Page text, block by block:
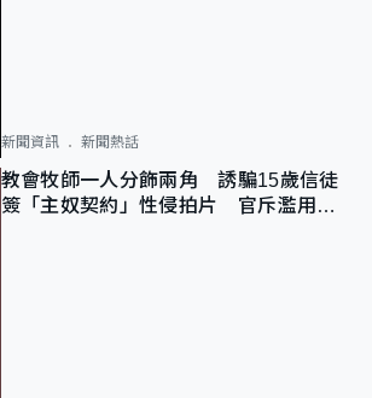
新聞資訊 新聞熱話
教會牧師一人分飾兩角 誘騙15歲信徒
簽「主奴契約」性侵拍片 官斥濫用教